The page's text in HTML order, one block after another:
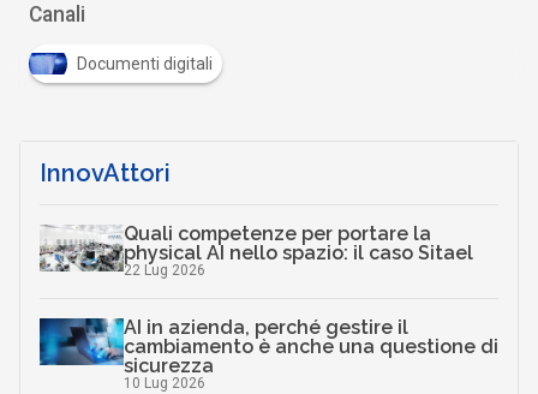
Canali
Documenti digitali
InnovAttori
Quali competenze per portare la
physical AI nello spazio: il caso Sitael
22 Lug 2026
AI in azienda, perché gestire il
cambiamento è anche una questione di
sicurezza
10 Lug 2026